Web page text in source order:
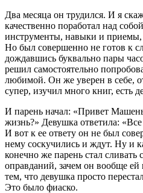
Два месяца он трудился. И я
качественно поработал над
инструменты, навыки и приемы,
Но был совершенно не готов к
дождавшись буквально пары
решил самостоятельно
любимой. Он же уверен в себе,
супер, изучил много книг, есть
И парень начал: «Привет
жизнь?» Девушка ответила:
И вот к ее ответу он не был
нему соскучились и ждут. Ну и
конечно же парень стал сливать
оправданий, зачем он вообще ей
тем, что девушка просто
Это было фиаско.